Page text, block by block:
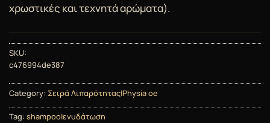
χρωστικές και τεχνητά αρώματα).
SKU:
c476994de387
Category: Σειρά Λιπαρότητας|Physia oe
Tag: shampoo|ενυδάτωση